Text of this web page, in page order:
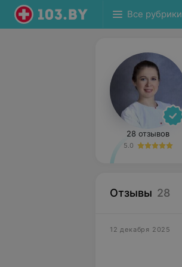
Все рубрики
28 отзывов
5.0
Отзывы 28
12 декабря 2025